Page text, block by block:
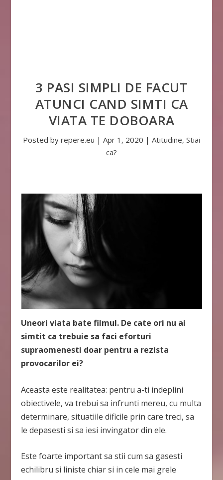
3 PASI SIMPLI DE FACUT
ATUNCI CAND SIMTI CA
VIATA TE DOBOARA
Posted by repere.eu | Apr 1, 2020 | Atitudine, Stiai
ca?
Uneori viata bate filmul. De cate ori nu ai
simtit ca trebuie sa faci eforturi
supraomenesti doar pentru a rezista
provocarilor ei?
Aceasta este realitatea: pentru a-ti indeplini
obiectivele, va trebui sa infrunti mereu, cu multa
determinare, situatiile dificile prin care treci, sa
le depasesti si sa iesi invingator din ele.
Este foarte important sa stii cum sa gasesti
echilibru si liniste chiar si in cele mai grele